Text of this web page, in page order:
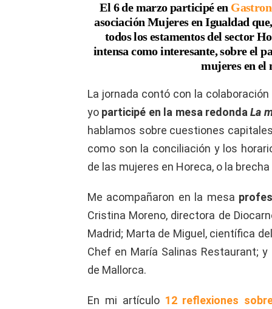
El 6 de marzo participé en
asociación Mujeres en Igualdad
todos los estamentos del sector
intensa como interesante, sobreel
mujeres en el
La jornada contó con la
yo participé en la mesa redondaLa
hablamos sobre cuestiones
como son la conciliación y los
de las mujeres en Horeca, o la
Me acompañaron en la mesa
Cristina Moreno, directora de
Madrid; Marta de Miguel, científica
Chef en María Salinas Restaurant;
de Mallorca.
En mi artículo 12 reflexiones